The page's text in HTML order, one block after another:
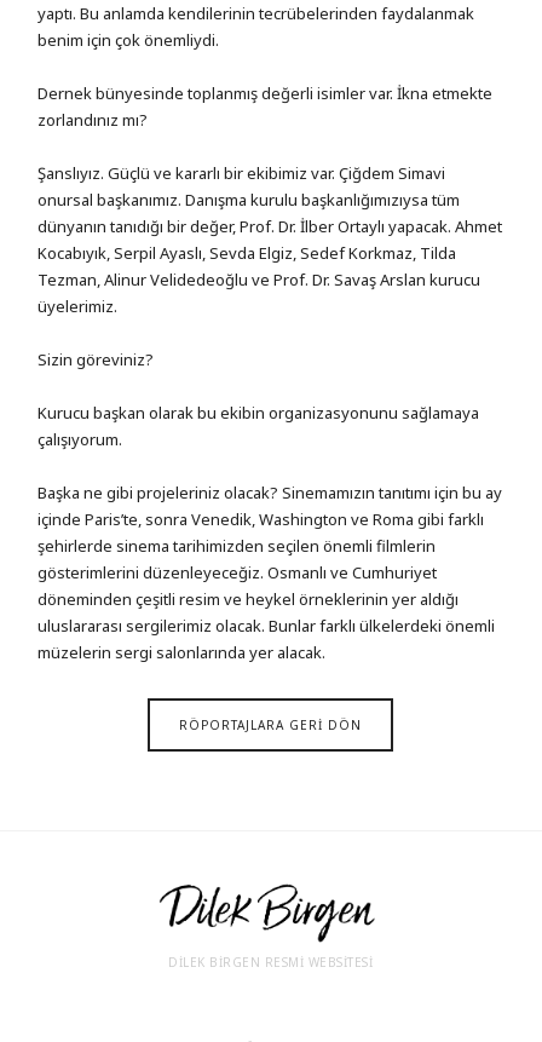
yaptı. Bu anlamda kendilerinin tecrübelerinden faydalanmak
benim için çok önemliydi.
Dernek bünyesinde toplanmış değerli isimler var. İkna etmekte
zorlandınız mı?
Şanslıyız. Güçlü ve kararlı bir ekibimiz var. Çiğdem Simavi
onursal başkanımız. Danışma kurulu başkanlığımızıysa tüm
dünyanın tanıdığı bir değer, Prof. Dr. İlber Ortaylı yapacak. Ahmet
Kocabıyık, Serpil Ayaslı, Sevda Elgiz, Sedef Korkmaz, Tilda
Tezman, Alinur Velidedeoğlu ve Prof. Dr. Savaş Arslan kurucu
üyelerimiz.
Sizin göreviniz?
Kurucu başkan olarak bu ekibin organizasyonunu sağlamaya
çalışıyorum.
Başka ne gibi projeleriniz olacak? Sinemamızın tanıtımı için bu ay
içinde Paris’te, sonra Venedik, Washington ve Roma gibi farklı
şehirlerde sinema tarihimizden seçilen önemli filmlerin
gösterimlerini düzenleyeceğiz. Osmanlı ve Cumhuriyet
döneminden çeşitli resim ve heykel örneklerinin yer aldığı
uluslararası sergilerimiz olacak. Bunlar farklı ülkelerdeki önemli
müzelerin sergi salonlarında yer alacak.
RÖPORTAJLARA GERİ DÖN
DİLEK BİRGEN RESMİ WEBSİTESİ